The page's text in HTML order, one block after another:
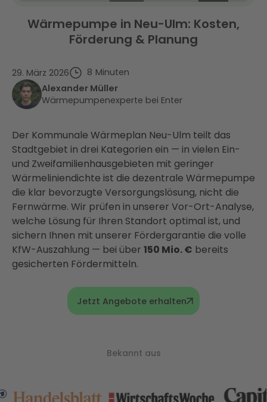
Wärmepumpe in Neu-Ulm: Kosten,
Förderung & Planung
29. März 2026 8 Minuten
Alexander Müller
Wärmepumpenexperte bei Enter
Der Kommunale Wärmeplan Neu-Ulm teilt das
Stadtgebiet in drei Kategorien ein — in vielen Ein-
und Zweifamilienhausgebieten mit geringer
Wärmeliniendichte ist die dezentrale Wärmepumpe
die klar bevorzugte Versorgungslösung, nicht die
Fernwärme. Wir prüfen in unserer Vor-Ort-Analyse,
welche Lösung für Ihren Standort optimal ist, und
sichern Ihnen mit unserer Fördergarantie die volle
KfW-Auszahlung — bei über 150 Mio. € bereits
gesicherten Fördermitteln.
Jetzt Angebote erhalten
Bekannt aus